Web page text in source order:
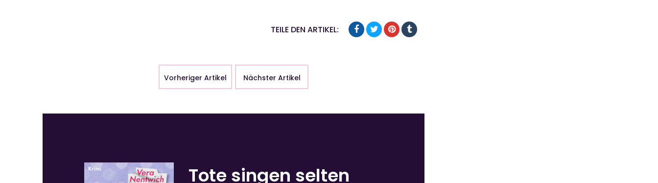
TEILE DEN ARTIKEL:
Vorheriger Artikel Nächster Artikel
Tote singen selten